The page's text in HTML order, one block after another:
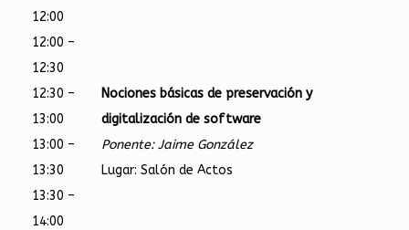
12:00
12:00 –
12:30
12:30 –
13:00
Nociones básicas de preservación y
digitalización de software
Ponente: Jaime González
Lugar: Salón de Actos
13:00 –
13:30
13:30 –
14:00